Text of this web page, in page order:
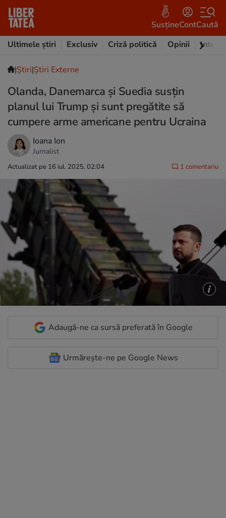
SusțineContCaută
Ultimele știri
Exclusiv Criză politică Opinii
|Ştiri|Știri Externe
Olanda, Danemarca şi Suedia susţin
planul lui Trump şi sunt pregătite să
cumpere arme americane pentru Ucraina
Ioana Ion
Jurnalist
Actualizat pe 16 iul. 2025, 02:04 1 comentariu
Adaugă-ne ca sursă preferată în Google
Urmărește-ne pe Google News